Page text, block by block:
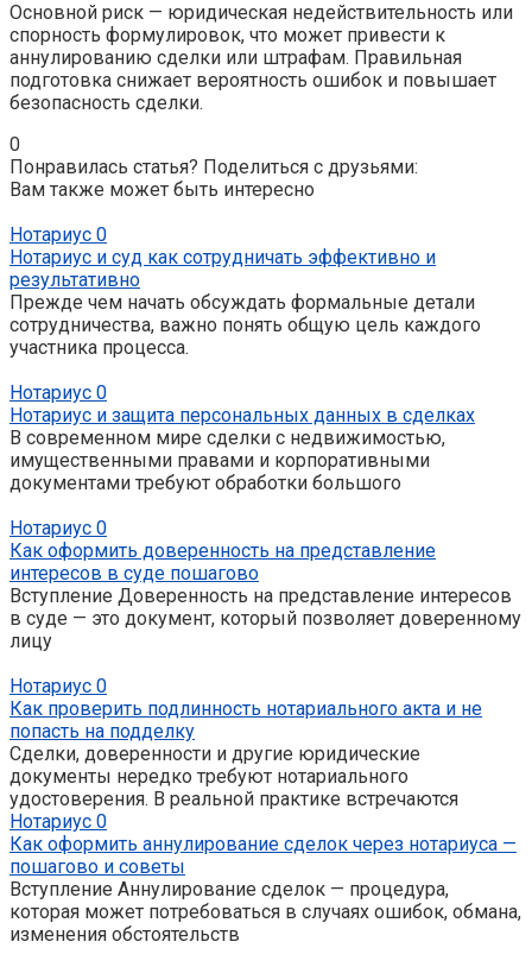
Основной риск — юридическая недействительность или
спорность формулировок, что может привести к
аннулированию сделки или штрафам. Правильная
подготовка снижает вероятность ошибок и повышает
безопасность сделки.
0
Понравилась статья? Поделиться с друзьями:
Вам также может быть интересно
Нотариус 0
Нотариус и суд как сотрудничать эффективно и
результативно
Прежде чем начать обсуждать формальные детали
сотрудничества, важно понять общую цель каждого
участника процесса.
Нотариус 0
Нотариус и защита персональных данных в сделках
В современном мире сделки с недвижимостью,
имущественными правами и корпоративными
документами требуют обработки большого
Нотариус 0
Как оформить доверенность на представление
интересов в суде пошагово
Вступление Доверенность на представление интересов
в суде — это документ, который позволяет доверенному
лицу
Нотариус 0
Как проверить подлинность нотариального акта и не
попасть на подделку
Сделки, доверенности и другие юридические
документы нередко требуют нотариального
удостоверения. В реальной практике встречаются
Нотариус 0
Как оформить аннулирование сделок через нотариуса —
пошагово и советы
Вступление Аннулирование сделок — процедура,
которая может потребоваться в случаях ошибок, обмана,
изменения обстоятельств